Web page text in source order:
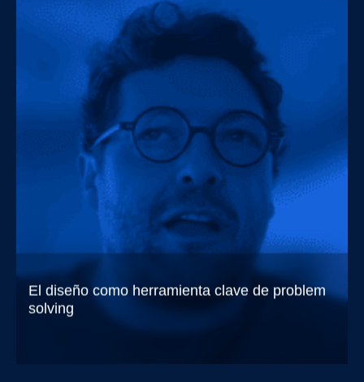
REPORTES ESTRATÉGICOS
El diseño como herramienta clave de problem
solving